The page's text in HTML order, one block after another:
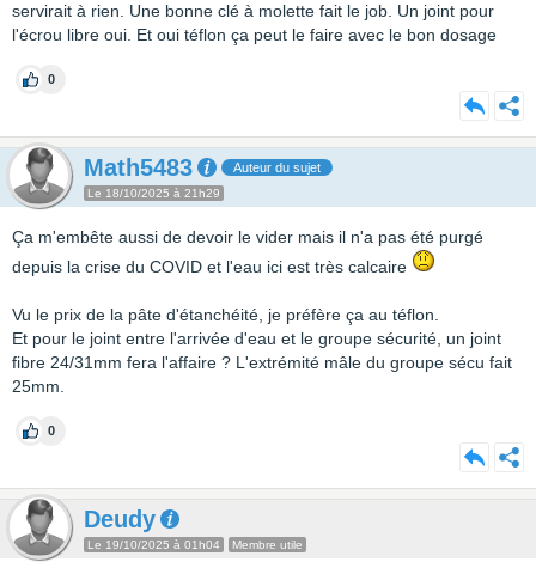
servirait à rien. Une bonne clé à molette fait le job. Un joint pour
l'écrou libre oui. Et oui téflon ça peut le faire avec le bon dosage
0
Math5483 Auteur du sujet
Le 18/10/2025 à 21h29
Ça m'embête aussi de devoir le vider mais il n'a pas été purgé
depuis la crise du COVID et l'eau ici est très calcaire
Vu le prix de la pâte d'étanchéité, je préfère ça au téflon.
Et pour le joint entre l'arrivée d'eau et le groupe sécurité, un joint
fibre 24/31mm fera l'affaire ? L'extrémité mâle du groupe sécu fait
25mm.
0
Deudy
Le 19/10/2025 à 01h04 Membre utile